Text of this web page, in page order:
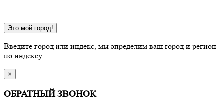
Это мой город!
Введите город или индекс, мы определим ваш город и регион
по индексу
×
ОБРАТНЫЙ ЗВОНОК